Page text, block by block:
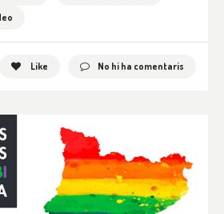
Like No hi ha comentaris